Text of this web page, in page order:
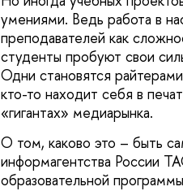
умениями. Ведь работа в
преподавателей как
студенты пробуют свои
Одни становятся
кто-то находит себя в
«гигантах» медиарынка.
О том, каково это – быть
информагентства России
образовательной